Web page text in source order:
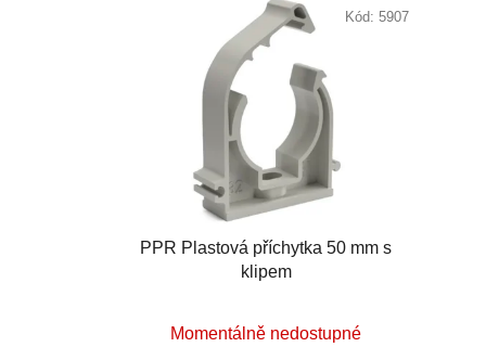
PPR Plastová příchytka 50 mm s
klipem
Momentálně nedostupné
Kód: 5907